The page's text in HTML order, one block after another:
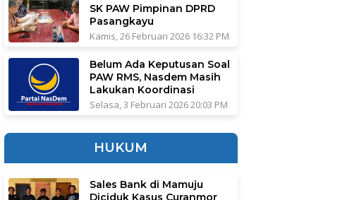
SK PAW Pimpinan DPRD
Pasangkayu
Kamis, 26 Februari 2026 16:32 PM
Belum Ada Keputusan Soal
PAW RMS, Nasdem Masih
Lakukan Koordinasi
Selasa, 3 Februari 2026 20:03 PM
HUKUM
Sales Bank di Mamuju
Diciduk Kasus Curanmor